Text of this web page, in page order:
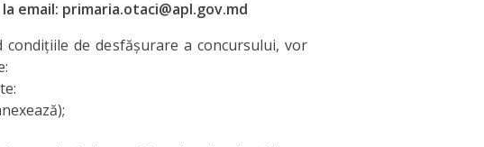
email: primaria.otaci@apl.gov.md
de desfăşurare a concursului, vor